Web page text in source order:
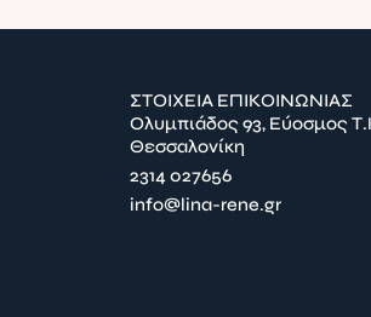
ΣΤΟΙΧΕΙΑ ΕΠΙΚΟΙΝΩΝΙΑΣ
Ολυμπιάδος 93, Εύοσμος
Θεσσαλονίκη
2314 027656
info@lina-rene.gr